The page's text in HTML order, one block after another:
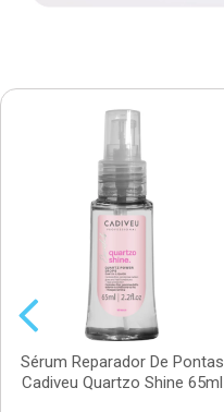
Sérum Reparador De Pontas
Cadiveu Quartzo Shine 65ml